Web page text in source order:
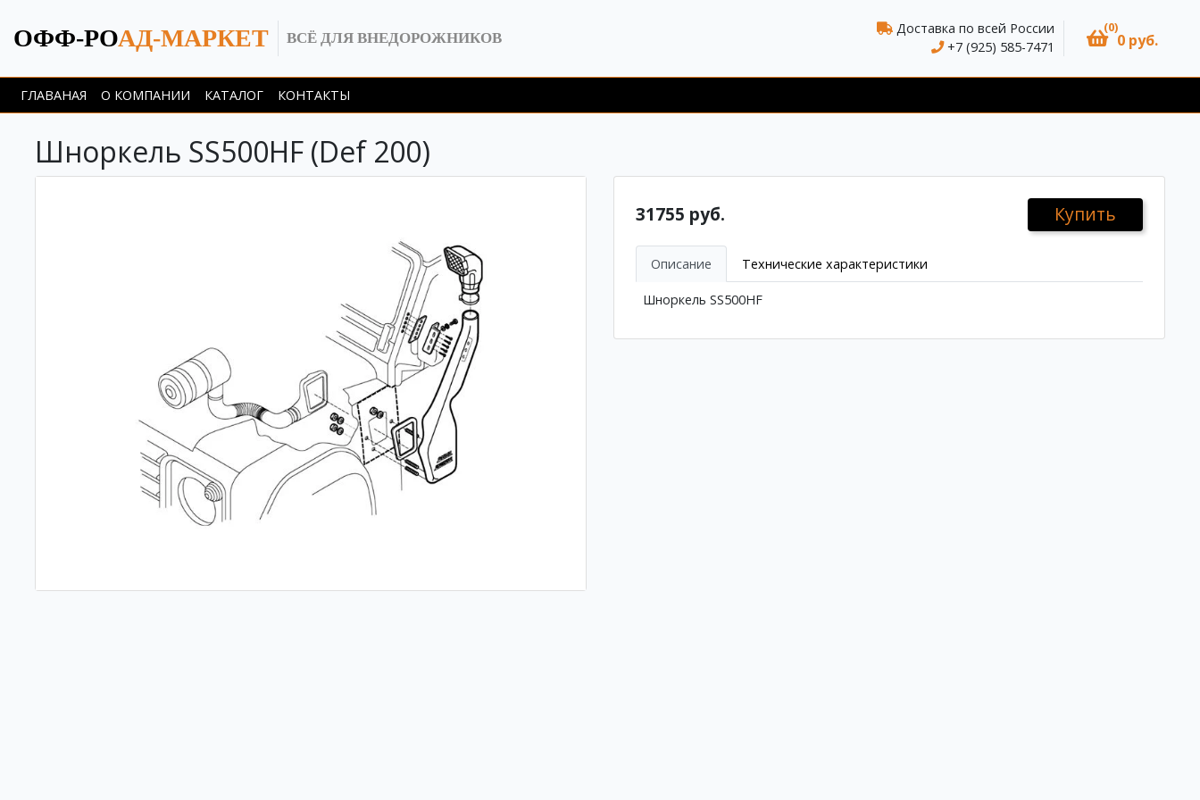
ОФФ-РОАД-МАРКЕТ ВСЁ ДЛЯ ВНЕДОРОЖНИКОВ
Доставка по всей России
+7 (925) 585-7471
(0)
0 руб.
ГЛАВАНАЯ О КОМПАНИИ КАТАЛОГ КОНТАКТЫ
Шноркель SS500HF (Def 200)
31755 руб. Купить
Описание Технические характеристики
Шноркель SS500HF